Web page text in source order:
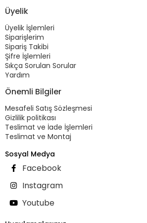
Üyelik
Üyelik İşlemleri
Siparişlerim
Sipariş Takibi
Şifre İşlemleri
Sıkça Sorulan Sorular
Yardım
Önemli Bilgiler
Mesafeli Satış Sözleşmesi
Gizlilik politikası
Teslimat ve İade İşlemleri
Teslimat ve Montaj
Sosyal Medya
Facebook
Instagram
Youtube